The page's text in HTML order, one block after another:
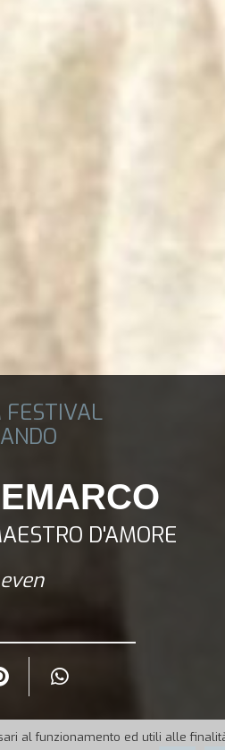
FESTIVAL
D'AMORE
al funzionamento ed utili alle